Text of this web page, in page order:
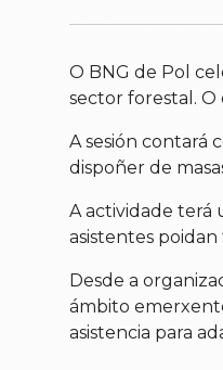
O BNG de Pol
sector forestal. O
A sesión contará
dispoñer de
A actividade terá
asistentes
Desde a
ámbito
asistencia para